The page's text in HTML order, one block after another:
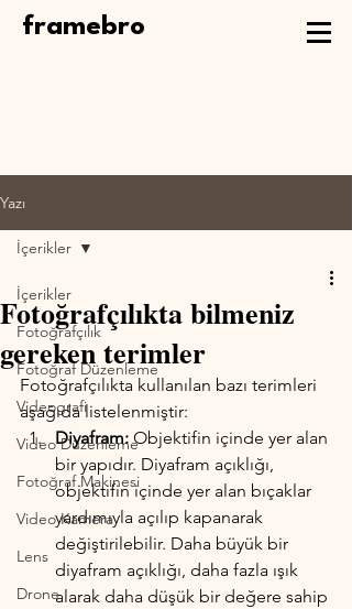
framebro
Yazı
İçerikler
Fotoğrafçılık
Fotoğraf Düzenleme
Videografi
Video Düzenleme
Fotoğraf Makinesi
Video Kamera
Lens
Drone
İçerikler
Fotoğrafçılıkta bilmeniz
gereken terimler
Fotoğrafçılıkta kullanılan bazı terimleri
aşağıda listelenmiştir:
Diyafram: Objektifin içinde yer alan
bir yapıdır. Diyafram açıklığı,
objektifin içinde yer alan bıçaklar
yardımıyla açılıp kapanarak
değiştirilebilir. Daha büyük bir
diyafram açıklığı, daha fazla ışık
alarak daha düşük bir değere sahip